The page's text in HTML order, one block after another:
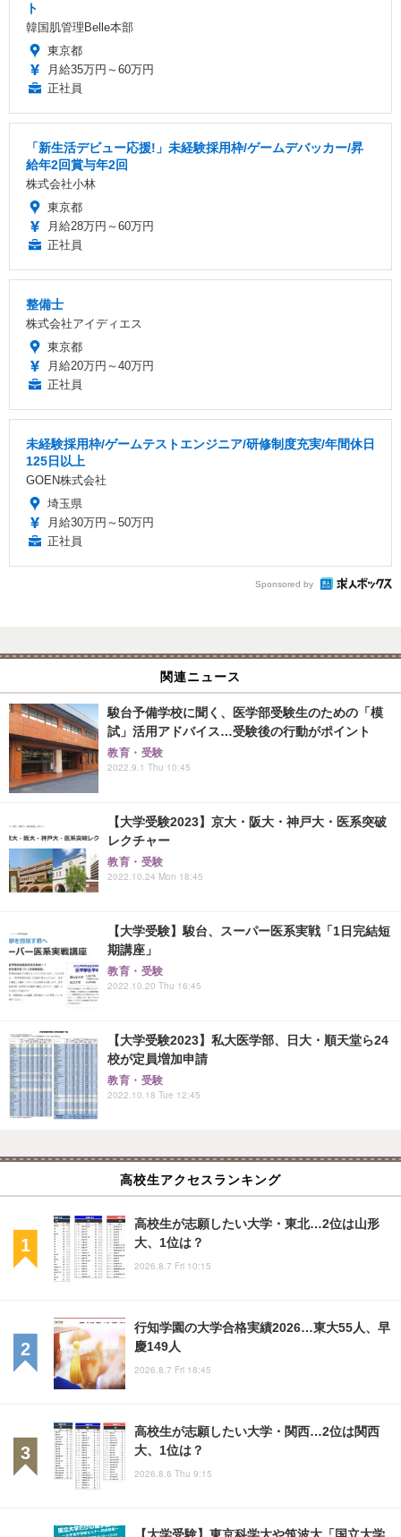
ト
韓国肌管理Belle本部
東京都
月給35万円～60万円
正社員
「新生活デビュー応援!」未経験採用枠/ゲームデバッカー/昇
給年2回賞与年2回
株式会社小林
東京都
月給28万円～60万円
正社員
整備士
株式会社アイディエス
東京都
月給20万円～40万円
正社員
未経験採用枠/ゲームテストエンジニア/研修制度充実/年間休日
125日以上
GOEN株式会社
埼玉県
月給30万円～50万円
正社員
Sponsored by
関連ニュース
駿台予備学校に聞く、医学部受験生のための「模
試」活用アドバイス…受験後の行動がポイント
教育・受験
2022.9.1 Thu 10:45
【大学受験2023】京大・阪大・神戸大・医系突破
レクチャー
教育・受験
2022.10.24 Mon 18:45
【大学受験】駿台、スーパー医系実戦「1日完結短
期講座」
教育・受験
2022.10.20 Thu 16:45
【大学受験2023】私大医学部、日大・順天堂ら24
校が定員増加申請
教育・受験
2022.10.18 Tue 12:45
高校生アクセスランキング
高校生が志願したい大学・東北…2位は山形
大、1位は？
2026.8.7 Fri 10:15
行知学園の大学合格実績2026…東大55人、早
慶149人
2026.8.7 Fri 18:45
高校生が志願したい大学・関西…2位は関西
大、1位は？
2026.8.6 Thu 9:15